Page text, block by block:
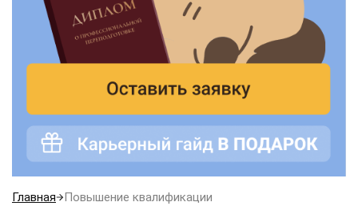
Главная Повышение квалификации